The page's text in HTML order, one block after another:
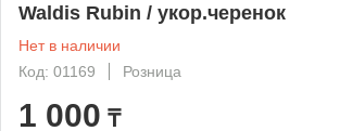
Waldis Rubin / укор.черенок
Нет в наличии
Код: 01169
Розница
1 000 ₸